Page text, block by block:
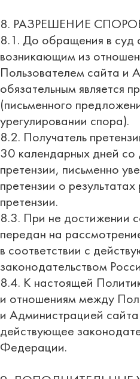
8. РАЗРЕШЕНИЕ
8.1. До обращения в суд
возникающим из
Пользователем сайта и
обязательным является
(письменного
урегулировании спора).
8.2. Получатель
30 календарных дней со
претензии, письменно
претензии о
претензии.
8.3. При не достижении
передан на
в соответствии с
законодательством
8.4. К настоящей
и отношениям между
и Администрацией
действующее
Федерации.